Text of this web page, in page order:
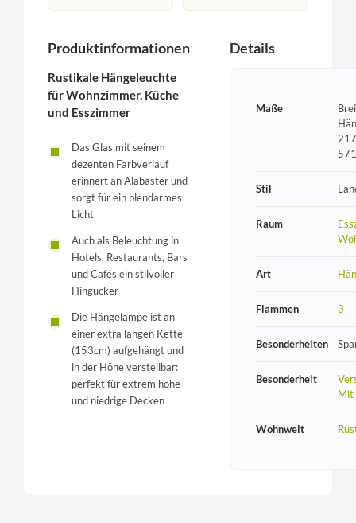
Produktinformationen
Rustikale Hängeleuchte
für Wohnzimmer, Küche
und Esszimmer
Das Glas mit seinem
dezenten Farbverlauf
erinnert an Alabaster und
sorgt für ein blendarmes
Licht
Auch als Beleuchtung in
Hotels, Restaurants, Bars
und Cafés ein stilvoller
Hingucker
Die Hängelampe ist an
einer extra langen Kette
(153cm) aufgehängt und
in der Höhe verstellbar:
perfekt für extrem hohe
und niedrige Decken
Details
Maße
Stil
Raum
Art
Flammen 3
Besonderheiten
Besonderheit
Mit
Wohnwelt